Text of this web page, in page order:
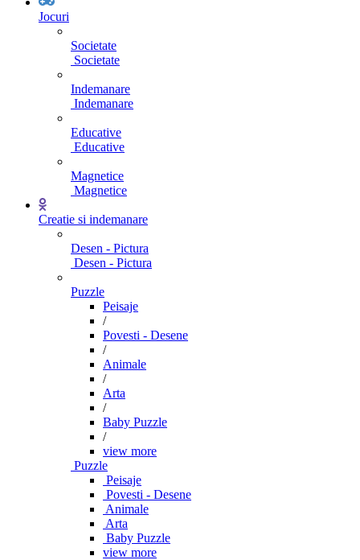
Jocuri
Societate
Societate
Indemanare
Indemanare
Educative
Educative
Magnetice
Magnetice
Creatie si indemanare
Desen - Pictura
Desen - Pictura
Puzzle
Peisaje
/
Povesti - Desene
/
Animale
/
Arta
/
Baby Puzzle
/
view more
Puzzle
Peisaje
Povesti - Desene
Animale
Arta
Baby Puzzle
view more